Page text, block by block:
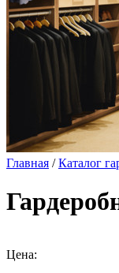
Главная /Каталог
Цена: